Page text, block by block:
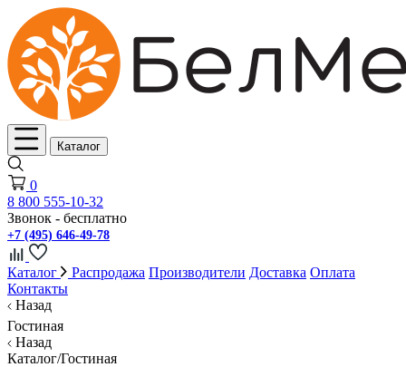
Каталог
0
8 800 555-10-32
Звонок - бесплатно
+7 (495) 646-49-78
Каталог Распродажа Производители Доставка Оплата
Контакты
Назад
Гостиная
Назад
Каталог/Гостиная